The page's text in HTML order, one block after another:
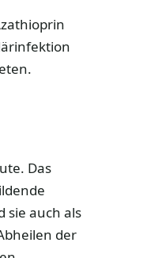
Das
sie auch als
der